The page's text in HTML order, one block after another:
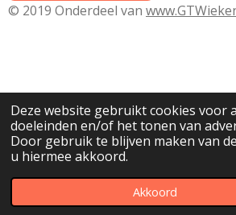
Deze website gebruikt cookies voor
doeleinden en/of het tonen van
Door gebruik te blijven maken van
u hiermee akkoord.
Akkoord
© 2019 Onderdeel van
Telefoonnummer